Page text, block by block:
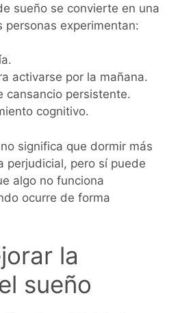
sueño se convierte en una
personas experimentan:
activarse por la mañana.
cansancio persistente.
cognitivo.
significa que dormir más
perjudicial, pero sí puede
algo no funciona
ocurre de forma
la
sueño